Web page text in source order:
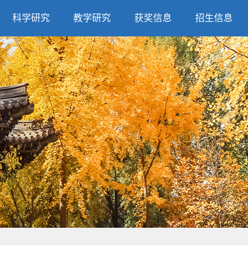
科学研究 教学研究 获奖信息 招生信息